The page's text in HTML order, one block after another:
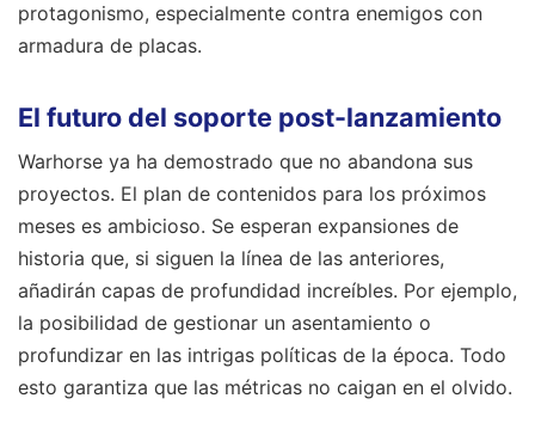
protagonismo, especialmente contra enemigos con
armadura de placas.
El futuro del soporte post-lanzamiento
Warhorse ya ha demostrado que no abandona sus
proyectos. El plan de contenidos para los próximos
meses es ambicioso. Se esperan expansiones de
historia que, si siguen la línea de las anteriores,
añadirán capas de profundidad increíbles. Por ejemplo,
la posibilidad de gestionar un asentamiento o
profundizar en las intrigas políticas de la época. Todo
esto garantiza que las métricas no caigan en el olvido.